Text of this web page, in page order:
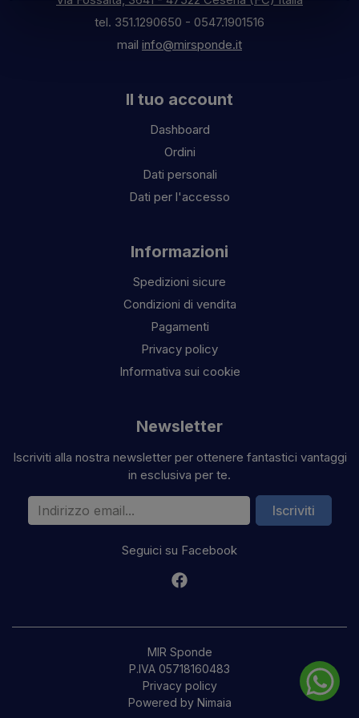
tel. 351.1290650 - 0547.1901516
mail info@mirsponde.it
Il tuo account
Dashboard
Ordini
Dati personali
Dati per l'accesso
Informazioni
Spedizioni sicure
Condizioni di vendita
Pagamenti
Privacy policy
Informativa sui cookie
Newsletter
Iscriviti alla nostra newsletter per ottenere fantastici vantaggi
in esclusiva per te.
Indirizzo email Iscriviti
Seguici su Facebook
MIR Sponde
P.IVA 05718160483
Privacy policy
Powered by Nimaia